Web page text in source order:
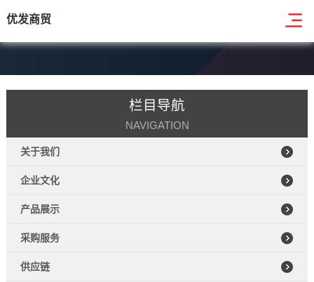
优发商贸
栏目导航
NAVIGATION
关于我们
企业文化
产品展示
采购服务
供应链